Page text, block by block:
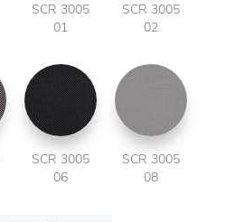
SCR 3005
01
SCR 3005
02
SCR 3005
06
SCR 3005
08